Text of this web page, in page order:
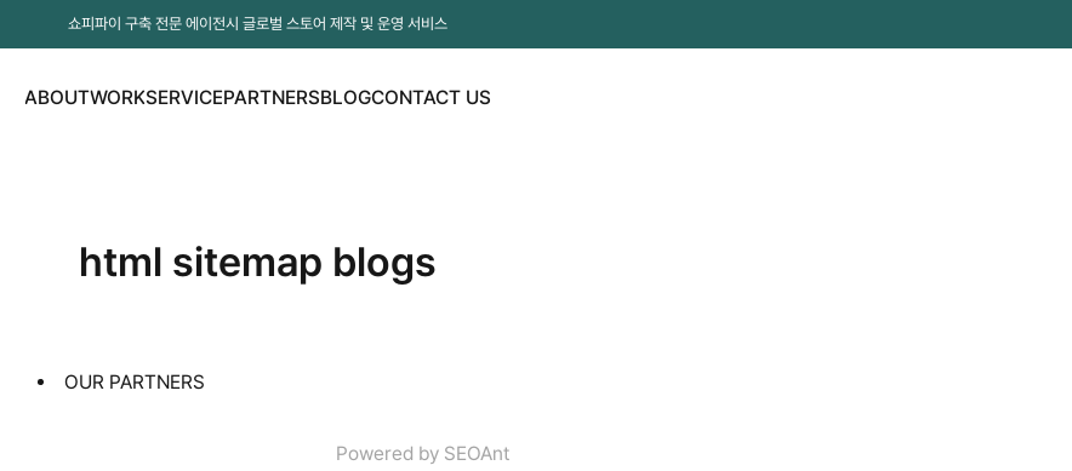
쇼피파이 구축 전문 에이전시 글로벌 스토어 제작 및 운영 서비스
ABOUTWORKSERVICEPARTNERSBLOGCONTACT US
html sitemap blogs
OUR PARTNERS
Powered by SEOAnt